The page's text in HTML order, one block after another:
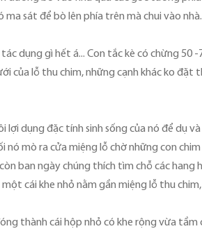
sát để bò lên phía trên mà chui vào nhà.
dụng gì hết á... Con tắc kè có chừng 50
của lỗ thu chim, những cạnh khác ko
dụng đặc tính sinh sống của nó để dụ
mò ra cửa miệng lỗ chờ những con
ban ngày chúng thích tìm chỗ các hang
cái khe nhỏ nằm gần miệng lỗ thu
thành cái hộp nhỏ có khe rộng vừa